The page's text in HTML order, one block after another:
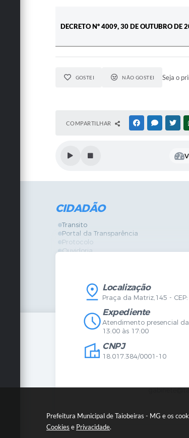
Prefeitura Municipal de Taiobeiras - MG e os
Cookies e Privacidade.
DECRETO Nº 4009, 30 DE OUTUBRO DE
GOSTEI NÃO GOSTEI Seja o
COMPARTILHAR FACEBOOK
CIDADÃO
Transito
Portal da Transparência
Protocolo
Ouvidoria
Legislação
Diário Oficial
Mapa do Site
Certidões
Agenda de Eventos
Concursos
Telefones Úteis
Localização
Praça da Matriz,145 -
Expediente
Atendimento presencial
13:00 às 17:00
CNPJ
18.017.384/0001-10